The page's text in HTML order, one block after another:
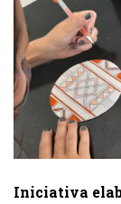
Iniciativa